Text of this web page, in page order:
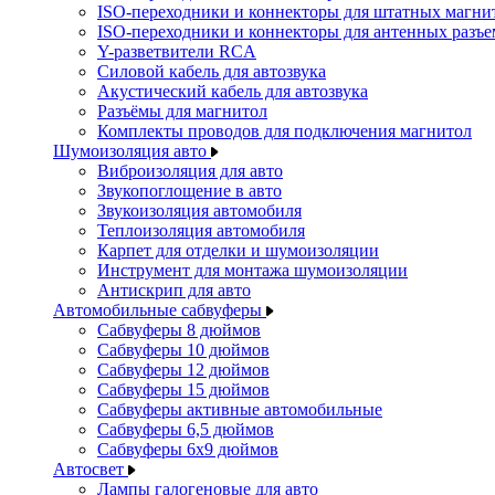
ISO-переходники и коннекторы для штатных
ISO-переходники и коннекторы для антенных
Y-разветвители RCA
Силовой кабель для автозвука
Акустический кабель для автозвука
Разъёмы для магнитол
Комплекты проводов для подключения магнитол
Шумоизоляция авто
Виброизоляция для авто
Звукопоглощение в авто
Звукоизоляция автомобиля
Теплоизоляция автомобиля
Карпет для отделки и шумоизоляции
Инструмент для монтажа шумоизоляции
Антискрип для авто
Автомобильные сабвуферы
Сабвуферы 8 дюймов
Сабвуферы 10 дюймов
Сабвуферы 12 дюймов
Сабвуферы 15 дюймов
Сабвуферы активные автомобильные
Сабвуферы 6,5 дюймов
Сабвуферы 6x9 дюймов
Автосвет
Лампы галогеновые для авто